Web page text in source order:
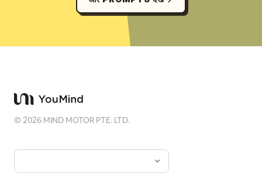
©2026 MIND MOTOR PTE. LTD.